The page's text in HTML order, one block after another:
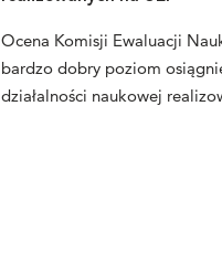
Ocena Komisji Ewaluacji
bardzo dobry poziom
działalności naukowej